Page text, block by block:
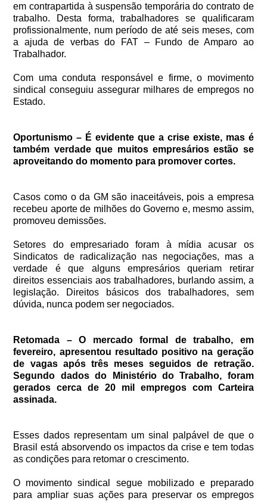
em contrapartida à suspensão temporária do contrato de
trabalho. Desta forma, trabalhadores se qualificaram
profissionalmente, num período de até seis meses, com
a ajuda de verbas do FAT – Fundo de Amparo ao
Trabalhador.
Com uma conduta responsável e firme, o movimento
sindical conseguiu assegurar milhares de empregos no
Estado.
Oportunismo – É evidente que a crise existe, mas é
também verdade que muitos empresários estão se
aproveitando do momento para promover cortes.
Casos como o da GM são inaceitáveis, pois a empresa
recebeu aporte de milhões do Governo e, mesmo assim,
promoveu demissões.
Setores do empresariado foram à mídia acusar os
Sindicatos de radicalização nas negociações, mas a
verdade é que alguns empresários queriam retirar
direitos essenciais aos trabalhadores, burlando assim, a
legislação. Direitos básicos dos trabalhadores, sem
dúvida, nunca podem ser negociados.
Retomada – O mercado formal de trabalho, em
fevereiro, apresentou resultado positivo na geração
de vagas após três meses seguidos de retração.
Segundo dados do Ministério do Trabalho, foram
gerados cerca de 20 mil empregos com Carteira
assinada.
Esses dados representam um sinal palpável de que o
Brasil está absorvendo os impactos da crise e tem todas
as condições para retomar o crescimento.
O movimento sindical segue mobilizado e preparado
para ampliar suas ações para preservar os empregos